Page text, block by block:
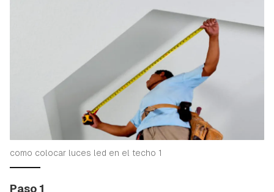
como colocar luces led en el techo 1
Paso 1